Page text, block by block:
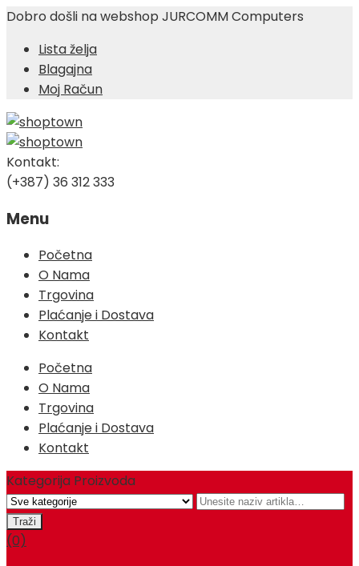
Dobro došli na webshop JURCOMM Computers
Lista želja
Blagajna
Moj Račun
Kontakt:
(+387) 36 312 333
Menu
Skip
content
Početna
O Nama
Trgovina
Plaćanje i Dostava
Kontakt
Početna
O Nama
Trgovina
Plaćanje i Dostava
Kontakt
Kategorija Proizvoda
(0)